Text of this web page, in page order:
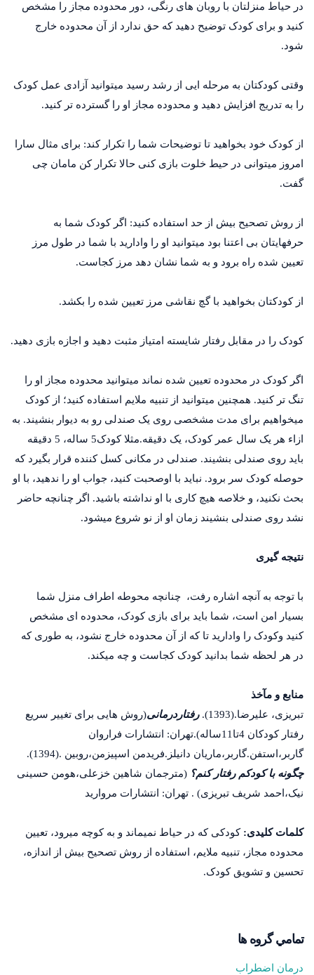
در حیاط منزلتان با روبان های رنگی، دور محدوده مجاز را مشخص
کنید و برای کودک توضیح دهید که حق ندارد از آن محدوده خارج
شود.
وقتی کودکتان به مرحله ایی از رشد رسید می­توانید آزادی عمل کودک
را به تدریج افزایش دهید و محدوده مجاز او را گسترده تر کنید.
از کودک خود بخواهید تا توضیحات شما را تکرار کند: برای مثال سارا
امروز می­توانی در حیط خلوت بازی کنی حالا تکرار کن مامان چی
گفت.
از روش تصحیح بیش از حد استفاده کنید: اگر کودک شما به
حرفهایتان بی اعتنا بود میتوانید او را وادارید با شما در طول مرز
تعیین شده راه برود و به شما نشان دهد مرز کجاست.
از کودکتان بخواهید با گچ نقاشی مرز تعیین شده را بکشد.
کودک را در مقابل رفتار شایسته امتیاز مثبت دهید و اجازه بازی دهید.
اگر کودک در محدوده تعیین شده نماند می­توانید محدوده مجاز او را
تنگ تر کنید. همچنین می­توانید از تنبیه ملایم استفاده کنید؛ از کودک
می­خواهیم برای مدت مشخصی روی یک صندلی رو به دیوار بنشیند. به
ازاء هر یک سال عمر کودک، یک دقیقه.مثلا کودک5 ساله، 5 دقیقه
باید روی صندلی بنشیند. صندلی در مکانی کسل کننده قرار بگیرد که
حوصله کودک سر برود. نباید با اوصحبت کنید، جواب او را ندهید، با او
بحث نکنید، و خلاصه هیچ کاری با او نداشته باشید. اگر چنانچه حاضر
نشد روی صندلی بنشیند زمان او از نو شروع می­شود.
نتیجه گیری
با توجه به آنچه اشاره رفت، چنانچه محوطه اطراف منزل شما
بسیار امن است، شما باید برای بازی کودک، محدوده ای مشخص
کنید وکودک را وادارید تا که از آن محدوده خارج نشود، به طوری که
در هر لحظه شما بدانید کودک کجاست و چه می­کند.
منابع و مآخذ
تبریزی، علیرضا.(1393).
رفتاردرمانی(روش هایی برای تغییر سریع
رفتار کودکان 4تا11ساله).تهران: انتشارات فراروان
گاربر،استفن.گاربر،ماریان دانیلز.فریدمن اسپیزمن،روبین .(1394).
چگونه با کودکم رفتار کنم؟ (مترجمان شاهین خزعلی،هومن حسینی
نیک،احمد شریف تبریزی) . تهران: انتشارات مروارید
کلمات کلیدی:کودکی که در حیاط نمی­ماند و به کوچه می­رود، تعیین
محدوده مجاز، تنبیه ملایم، استفاده از روش تصحیح بیش از اندازه،
تحسین و تشویق کودک.
تمامي گروه ها
درمان اضطراب